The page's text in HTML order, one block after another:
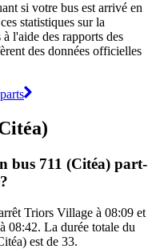
si votre bus est arrivé en
statistiques sur la
l'aide des rapports des
des données officielles
bus 711 (Citéa) part-
Triors Village à 08:09 et
08:42. La durée totale du
est de 33.